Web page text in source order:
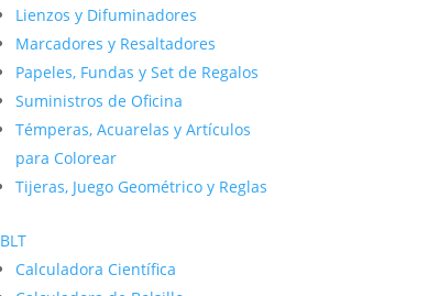
Lienzos y Difuminadores
Marcadores y Resaltadores
Papeles, Fundas y Set de Regalos
Suministros de Oficina
Témperas, Acuarelas y Artículos
para Colorear
Tijeras, Juego Geométrico y Reglas
BLT
Calculadora Científica